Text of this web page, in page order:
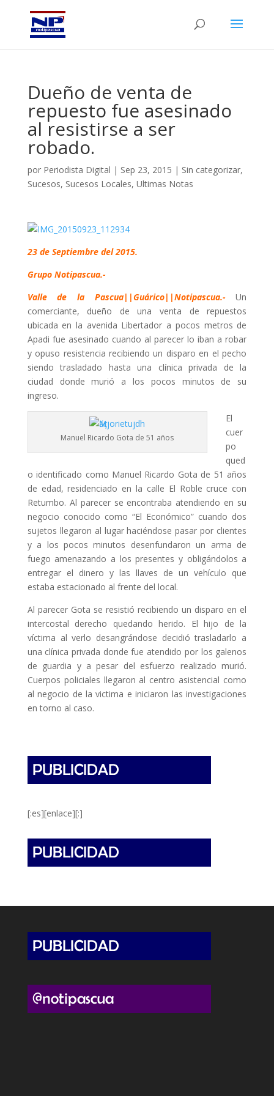
Dueño de venta de
repuesto fue asesinado
al resistirse a ser
robado.
por Periodista Digital | Sep 23, 2015 | Sin categorizar,
Sucesos, Sucesos Locales, Ultimas Notas
23 de Septiembre del 2015.
Grupo Notipascua.-
Valle de la Pascua||Guárico||Notipascua.-
Un
comerciante, dueño de una venta de repuestos
ubicada en la avenida Libertador a pocos metros de
Apadi fue asesinado cuando al parecer lo iban a robar
y opuso resistencia recibiendo un disparo en el pecho
siendo trasladado hasta una clínica privada de la
ciudad donde murió a los pocos minutos de su
ingreso.
Manuel Ricardo Gota de 51 años
El
cuer
po
qued
o identificado como Manuel Ricardo Gota de 51 años
de edad, residenciado en la calle El Roble cruce con
Retumbo. Al parecer se encontraba atendiendo en su
negocio conocido como “El Económico” cuando dos
sujetos llegaron al lugar haciéndose pasar por clientes
y a los pocos minutos desenfundaron un arma de
fuego amenazando a los presentes y obligándolos a
entregar el dinero y las llaves de un vehículo que
estaba estacionado al frente del local.
Al parecer Gota se resistió recibiendo un disparo en el
intercostal derecho quedando herido. El hijo de la
víctima al verlo desangrándose decidió trasladarlo a
una clínica privada donde fue atendido por los galenos
de guardia y a pesar del esfuerzo realizado murió.
Cuerpos policiales llegaron al centro asistencial como
al negocio de la victima e iniciaron las investigaciones
en torno al caso.
[:es][enlace][:]